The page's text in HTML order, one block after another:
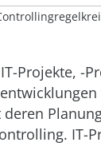
Projekte, -
IT-